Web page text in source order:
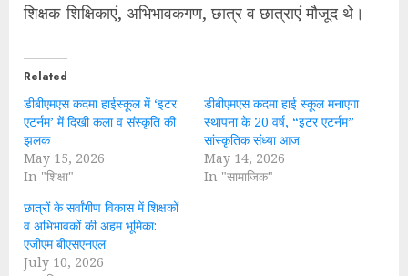
शिक्षक-शिक्षिकाएं, अभिभावकगण, छात्र व छात्राएं मौजूद थे।
Related
डीबीएमएस कदमा हाईस्कूल में ‘इटर
एटर्नम’ में दिखी कला व संस्कृति की
झलक
May 15, 2026
In "शिक्षा"
डीबीएमएस कदमा हाई स्कूल मनाएगा
स्थापना के 20 वर्ष, “इटर एटर्नम”
सांस्कृतिक संध्या आज
May 14, 2026
In "सामाजिक"
छात्रों के सर्वांगीण विकास में शिक्षकों
व अभिभावकों की अहम भूमिका:
एजीएम बीएसएनएल
July 10, 2026